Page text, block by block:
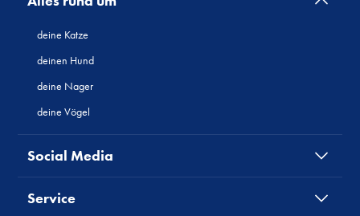
deine Katze
deinen Hund
deine Nager
deine Vögel
Social Media
Service